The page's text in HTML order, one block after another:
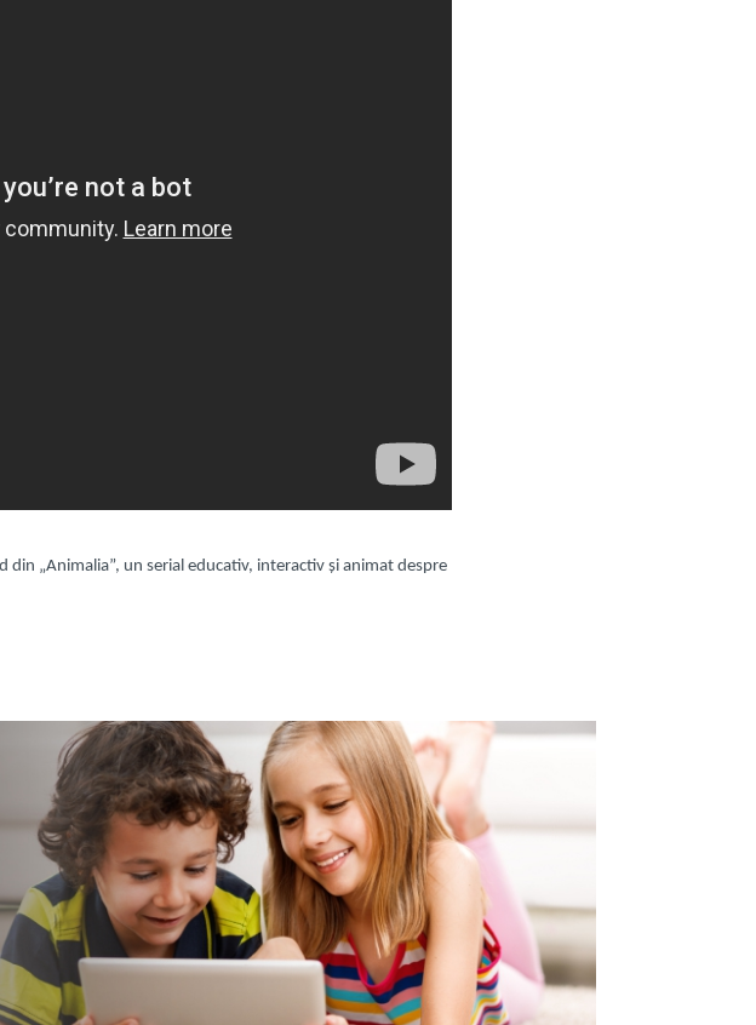
„Animalia”, un serial educativ, interactiv și animat despre